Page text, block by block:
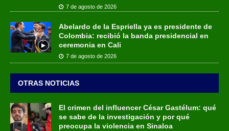
7 de agosto de 2026
Abelardo de la Espriella ya es presidente de
Colombia: recibió la banda presidencial en
ceremonia en Cali
7 de agosto de 2026
OTRAS NOTICIAS
El crimen del influencer César Gastélum: qué
se sabe de la investigación y por qué
preocupa la violencia en Sinaloa